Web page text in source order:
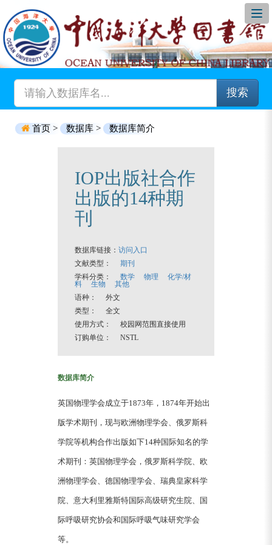
搜索
首页 > 数据库 > 数据库简介
IOP出版社合作
出版的14种期
刊
数据库链接： 访问入口
文献类型： 期刊
学科分类： 数学 物理
化学/材
料
生物
其他
语种： 外文
类型： 全文
使用方式： 校园网范围直接使用
订购单位： NSTL
数据库简介
英国物理学会成立于1873年，1874年开始出
版学术期刊，现与欧洲物理学会、俄罗斯科
学院等机构合作出版如下14种国际知名的学
术期刊：英国物理学会，俄罗斯科学院、欧
洲物理学会、德国物理学会、瑞典皇家科学
院、意大利里雅斯特国际高级研究生院、国
际呼吸研究协会和国际呼吸气味研究学会
等。